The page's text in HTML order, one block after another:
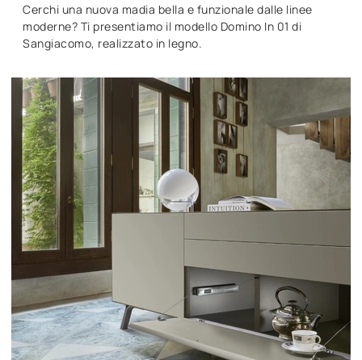
Cerchi una nuova madia bella e funzionale dalle linee
moderne? Ti presentiamo il modello Domino In 01 di
Sangiacomo, realizzato in legno.